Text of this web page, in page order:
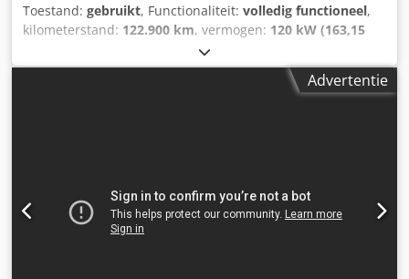
Toestand: gebruikt, Functionaliteit: volledig functioneel,
kilometerstand: 122.900 km, vermogen: 120 kW (163,15
10/2009
brandstoftype:diesel, kleur:wit, asconfiguratie:4x2,
, maximaal laadgewicht:
aantal zitplaatsen: 2, aantal versnellingen:6,
machine-/voertuignummer:WB339, Uitrusting:ABS,
airbag, bekrachtigde besturing, centrale vergrendeling,
Advertentie